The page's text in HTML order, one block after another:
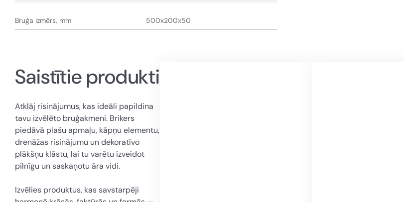
Bruģa izmērs, mm 500x200x50
Saistītie produkti
Atklāj risinājumus, kas ideāli papildina
tavu izvēlēto bruģakmeni. Brikers
piedāvā plašu apmaļu, kāpņu elementu,
drenāžas risinājumu un dekoratīvo
plākšņu klāstu, lai tu varētu izveidot
pilnīgu un saskaņotu āra vidi.
Izvēlies produktus, kas savstarpēji